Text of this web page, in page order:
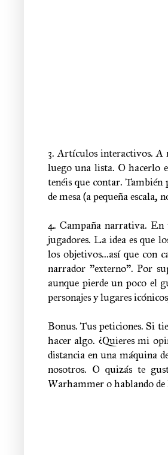
3. Artículos interactivos. A
luego una lista. O hacerlo
tenéis que contar.
de mesa (a pequeña escala,
4. Campaña narrativa. En
jugadores. La idea es que
los objetivos...así que con
narrador "externo". Por
aunque pierde un poco el
personajes y lugares
Bonus. Tus peticiones. Si
hacer algo. ¿Quieres mi
distancia en una máquina
nosotros. O quizás te
Warhammer o hablando de